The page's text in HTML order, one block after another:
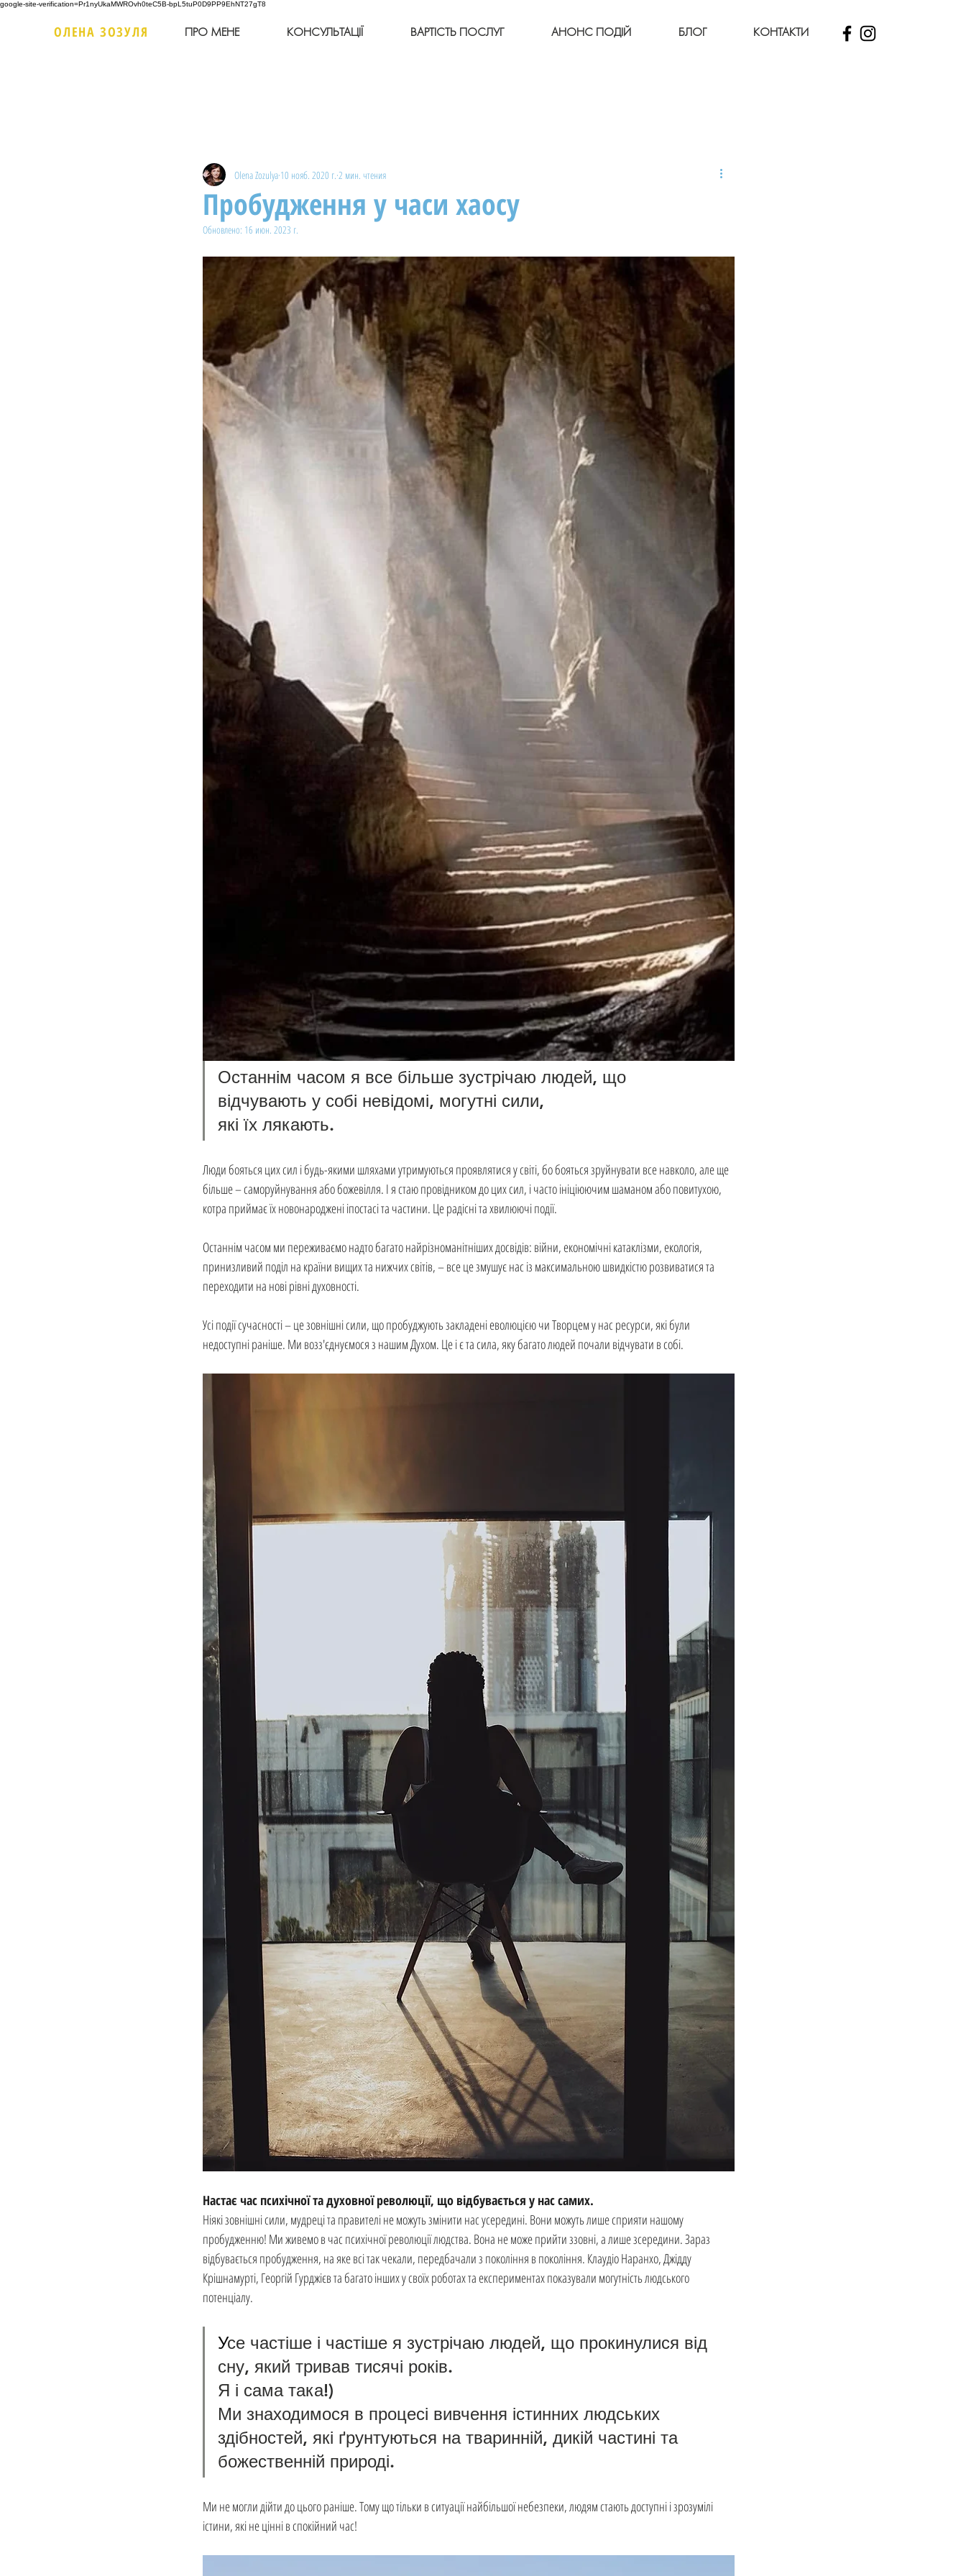
google-site-verification=Pr1nyUkaMWROvh0teC5B-bpL5tuP0D9PP9EhNT27gT8
ОЛЕНА ЗОЗУЛЯ ПРО МЕНЕ КОНСУЛЬТАЦІЇ ВАРТІСТЬ ПОСЛУГ АНОНС ПОДІЙ БЛОГ КОНТАКТИ
Пробудження у часи хаосу
Olena Zozulya 10 нояб. 2020 г. 2 мин. чтения
Обновлено: 16 июн. 2023 г.
Останнім часом я все більше зустрічаю людей, що
відчувають у собі невідомі, могутні сили,
які їх лякають.
Люди бояться цих сил і будь-якими шляхами утримуються проявлятися у світі, бо бояться зруйнувати все навколо, але ще
більше – саморуйнування або божевілля. І я стаю провідником до цих сил, і часто ініціюючим шаманом або повитухою,
котра приймає їх новонароджені іпостасі та частини. Це радісні та хвилюючі події.
Останнім часом ми переживаємо надто багато найрізноманітніших досвідів: війни, економічні катаклізми, екологія,
принизливий поділ на країни вищих та нижчих світів, – все це змушує нас із максимальною швидкістю розвиватися та
переходити на нові рівні духовності.
Усі події сучасності – це зовнішні сили, що пробуджують закладені еволюцією чи Творцем у нас ресурси, які були
недоступні раніше. Ми возз'єднуємося з нашим Духом. Це і є та сила, яку багато людей почали відчувати в собі.
Настає час психічної та духовної революції, що відбувається у нас самих.
Ніякі зовнішні сили, мудреці та правителі не можуть змінити нас усередині. Вони можуть лише сприяти нашому
пробудженню! Ми живемо в час психічної революції людства. Вона не може прийти ззовні, а лише зсередини. Зараз
відбувається пробудження, на яке всі так чекали, передбачали з покоління в покоління. Клаудіо Наранхо, Джідду
Крішнамурті, Георгій Гурджієв та багато інших у своїх роботах та експериментах показували могутність людського
потенціалу.
Усе частіше і частіше я зустрічаю людей, що прокинулися від
сну, який тривав тисячі років.
Я і сама така!)
Ми знаходимося в процесі вивчення істинних людських
здібностей, які ґрунтуються на тваринній, дикій частині та
божественній природі.
Ми не могли дійти до цього раніше. Тому що тільки в ситуації найбільшої небезпеки, людям стають доступні і зрозумілі
істини, які не цінні в спокійний час!